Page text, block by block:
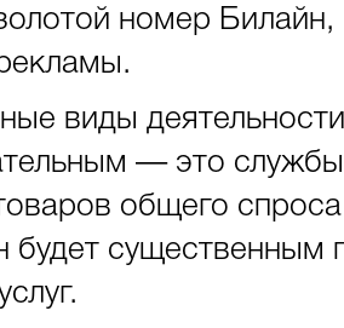
номер
виды
— это
общего
будет